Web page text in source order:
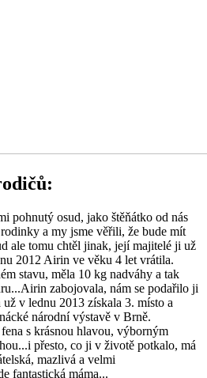
pohnutý osud, jako štěňátko od nás
a my jsme věřili, že bude mít
ale tomu chtěl jinak, její majitelé ji už
2012 Airin ve věku 4 let vrátila.
stavu, měla 10 kg nadváhy a tak
zabojovala, nám se podařilo ji
v lednu 2013 získala 3. místo a
národní výstavě v Brně.
s krásnou hlavou, výborným
přesto, co ji v životě potkalo, má
mazlivá a velmi
fantastická máma...